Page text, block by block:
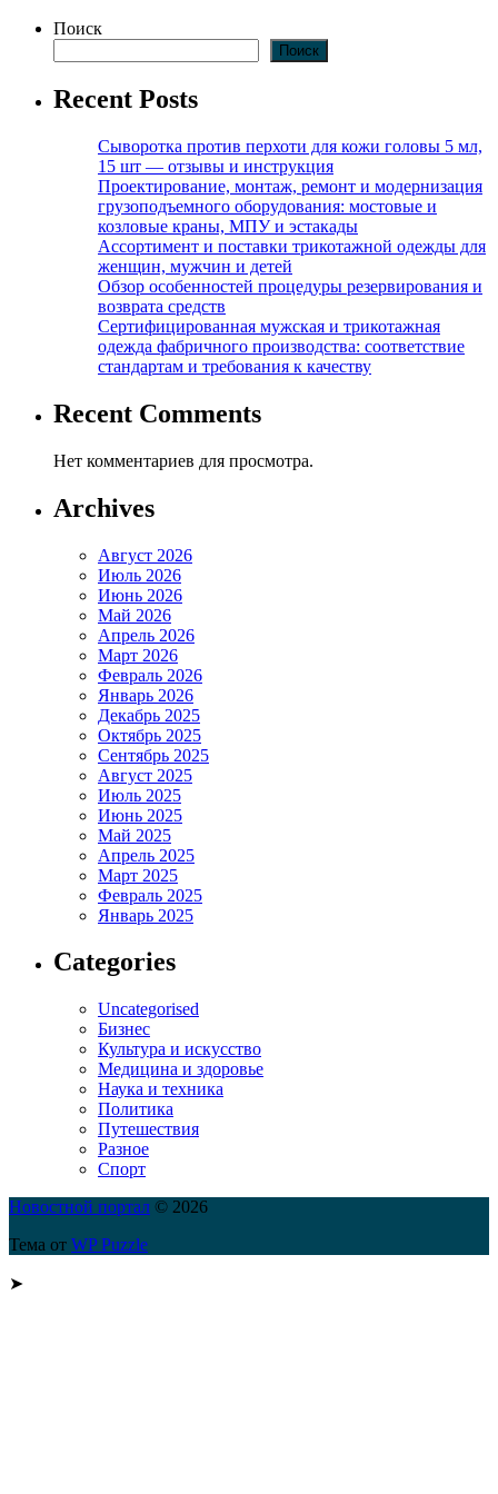
Поиск
Поиск
Recent Posts
Сыворотка против перхоти для кожи головы 5 мл,
15 шт — отзывы и инструкция
Проектирование, монтаж, ремонт и модернизация
грузоподъемного оборудования: мостовые и
козловые краны, МПУ и эстакады
Ассортимент и поставки трикотажной одежды для
женщин, мужчин и детей
Обзор особенностей процедуры резервирования и
возврата средств
Сертифицированная мужская и трикотажная
одежда фабричного производства: соответствие
стандартам и требования к качеству
Recent Comments
Нет комментариев для просмотра.
Archives
Август 2026
Июль 2026
Июнь 2026
Май 2026
Апрель 2026
Март 2026
Февраль 2026
Январь 2026
Декабрь 2025
Октябрь 2025
Сентябрь 2025
Август 2025
Июль 2025
Июнь 2025
Май 2025
Апрель 2025
Март 2025
Февраль 2025
Январь 2025
Categories
Uncategorised
Бизнес
Культура и искусство
Медицина и здоровье
Наука и техника
Политика
Путешествия
Разное
Спорт
Новостной портал © 2026
Тема от WP Puzzle
➤